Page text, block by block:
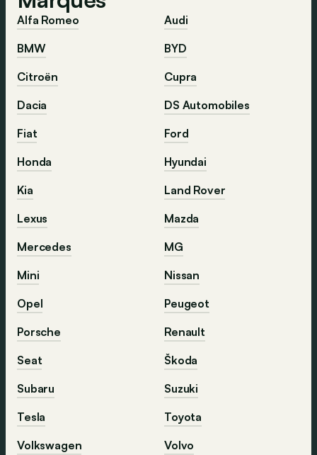
Alfa Romeo
Audi
BMW
BYD
Citroën
Cupra
Dacia
DS Automobiles
Fiat
Ford
Honda
Hyundai
Kia
Land Rover
Lexus
Mazda
Mercedes
MG
Mini
Nissan
Opel
Peugeot
Porsche
Renault
Seat
Škoda
Subaru
Suzuki
Tesla
Toyota
Volkswagen
Volvo